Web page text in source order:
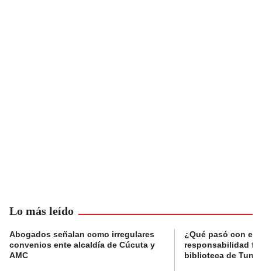
Lo más leído
Abogados señalan como irregulares
convenios ente alcaldía de Cúcuta y
AMC
¿Qué pasó con el
responsabilidad
biblioteca de